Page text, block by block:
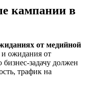
кампании в
от медийной
и ожидания от
задачу должен
трафик на